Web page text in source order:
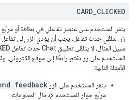
CARD CLICKED
سبيل المثال، لا يتلقّى تطبيق Chat حدث تفاعل
المستخدم على زر يفتح رابطًا إلى موقع إلكتروني،
الأمثلة التالية:
ينقر المستخدم على الزر feedback
مربّع حوار للمستخدم لإدخال المعلومات.